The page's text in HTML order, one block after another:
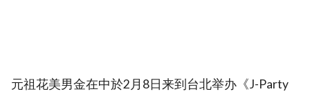
元祖花美男金在中於2月8日来到台北举办《J-Party